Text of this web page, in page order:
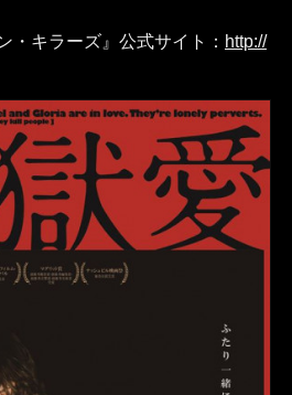
・キラーズ』公式サイト： http://